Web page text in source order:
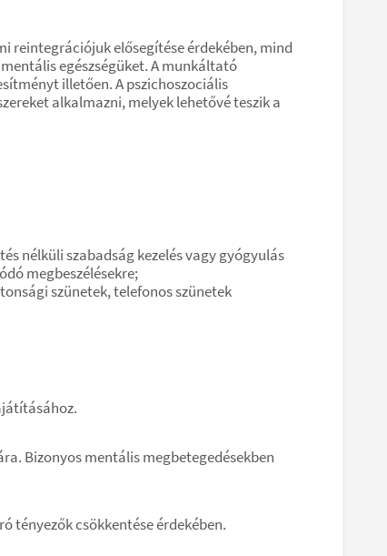
reintegrációjuk elősegítése érdekében, mind
egészségüket. A munkáltató
illetően. A pszichoszociális
alkalmazni, melyek lehetővé teszik a
nélküli szabadság kezelés vagy gyógyulás
megbeszélésekre;
szünetek, telefonos szünetek
Bizonyos mentális megbetegedésekben
tényezők csökkentése érdekében.